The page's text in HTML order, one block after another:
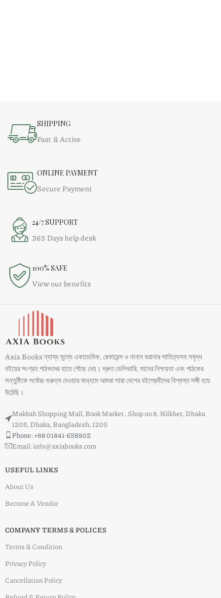
SHIPPING
Fast & Active
ONLINE PAYMENT
Secure Payment
24/7 SUPPORT
365 Days help desk
100% SAFE
View our benefits
Axia Books ন্যায্য মূল্যে একাডেমিক, রেফারেন্স ও নানান ঘরানার সাহিত্যসহ সমৃদ্ধ
বইয়ের সংগ্রহ পাঠকদের হাতে পৌছে দেয়। দ্রুত ডেলিভারি, মানের নিশ্চয়তা এবং পাঠকের
সন্তুষ্টিকে সর্বোচ্চ গুরুত্ব দেওয়ার মাধ্যমে আমরা সারা দেশের বইপ্রেমীদের বিশ্বস্ত সঙ্গী হয়ে
উঠেছি।
Makkah Shopping Mall, Book Market , Shop no 8, Nilkhet, Dhaka
1205, Dhaka, Bangladesh, 1205
Phone: +88 01841-658802
Email: info@axiabooks.com
USEFUL LINKS
About Us
Become A Vendor
COMPANY TERMS & POLICES
Terms & Condition
Privacy Policy
Cancellation Policy